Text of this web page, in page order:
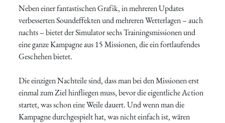
Neben einer fantastischen Grafik, in mehreren Updates
verbesserten Soundeffekten und mehreren Wetterlagen – auch
nachts – bietet der Simulator sechs Trainingsmissionen und
eine ganze Kampagne aus 15 Missionen, die ein fortlaufendes
Geschehen bietet.
Die einzigen Nachteile sind, dass man bei den Missionen erst
einmal zum Ziel hinfliegen muss, bevor die eigentliche Action
startet, was schon eine Weile dauert. Und wenn man die
Kampagne durchgespielt hat, was nicht einfach ist, wären